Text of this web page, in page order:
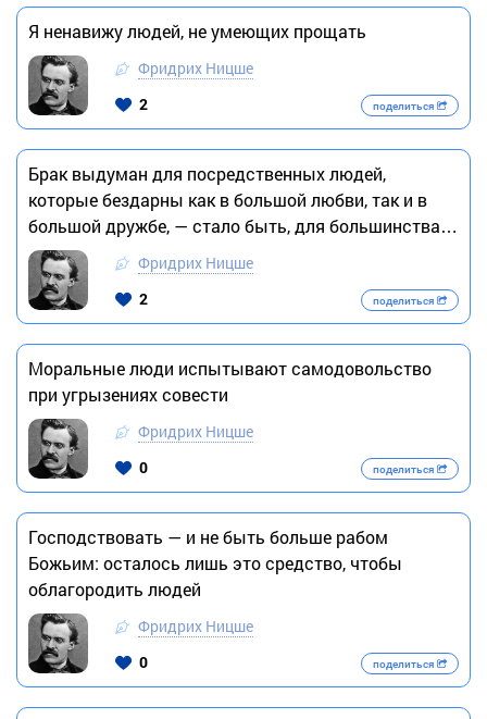
Я ненавижу людей, не умеющих прощать
Фридрих Ницше
2
поделиться
Брак выдуман для посредственных людей,
которые бездарны как в большой любви, так и в
большой дружбе, — стало быть, для большинства…
Фридрих Ницше
2
поделиться
Моральные люди испытывают самодовольство
при угрызениях совести
Фридрих Ницше
0
поделиться
Господствовать — и не быть больше рабом
Божьим: осталось лишь это средство, чтобы
облагородить людей
Фридрих Ницше
0
поделиться